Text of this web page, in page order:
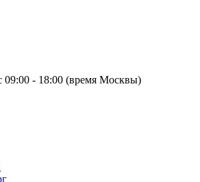
09:00 - 18:00 (время Москвы)